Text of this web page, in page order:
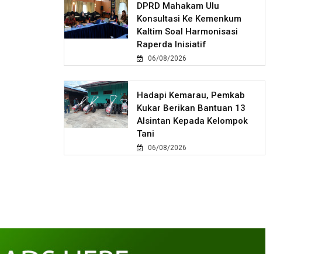
DPRD Mahakam Ulu
Konsultasi Ke Kemenkum
Kaltim Soal Harmonisasi
Raperda Inisiatif
06/08/2026
Hadapi Kemarau, Pemkab
Kukar Berikan Bantuan 13
Alsintan Kepada Kelompok
Tani
06/08/2026